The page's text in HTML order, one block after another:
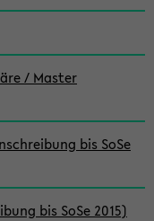
/ Master
bis SoSe
bis SoSe 2015)